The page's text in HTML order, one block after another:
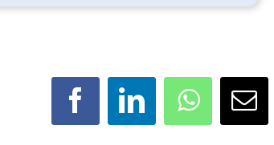
LinkedIn WhatsAppEmail